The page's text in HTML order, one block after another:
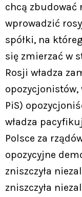
chcą zbudować
wprowadzić
spółki, na
się zmierzać w
Rosji władza
opozycjonistów,
PiS)
władza
Polsce za
opozycyjne
zniszczyła
zniszczyła